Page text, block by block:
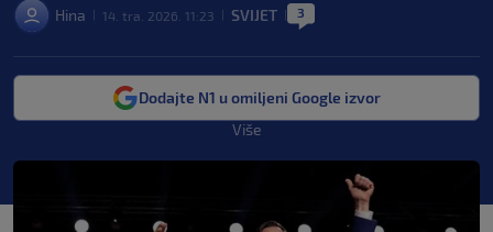
Hina 14. tra. 2026. 11:23 SVIJET 3
Dodajte N1 u omiljeni Google izvor
Više